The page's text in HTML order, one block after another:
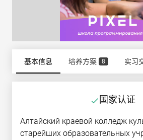
基本信息 培养方案 8 实习
done 国家认证
Алтайский краевой колледж
старейших образовательных